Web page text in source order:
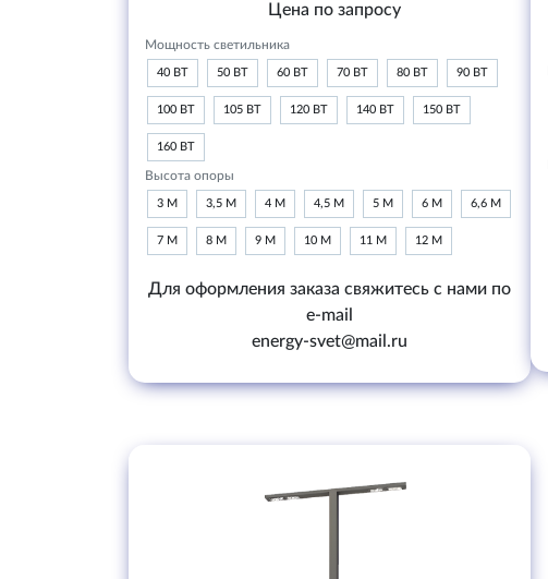
Цена по запросу
Мощность светильника
40 ВТ 50 ВТ 60 ВТ 70 ВТ 80 ВТ 90 ВТ
100 ВТ 105 ВТ 120 ВТ 140 ВТ 150 ВТ
160 ВТ
Высота опоры
3 М 3,5 М 4 М 4,5 М 5 М 6 М 6,6 М
7 М 8 М 9 М 10 М 11 М 12 М
Для оформления заказа свяжитесь с нами по
e-mail
energy-svet@mail.ru